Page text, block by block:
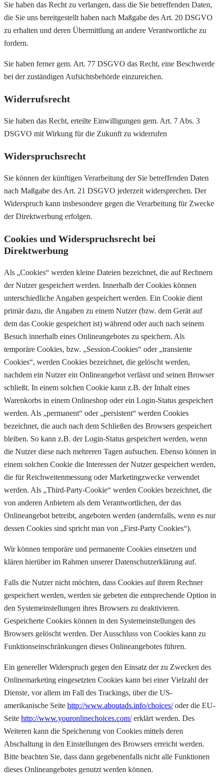
Sie haben das Recht zu verlangen, dass die Sie betreffenden Daten,
die Sie uns bereitgestellt haben nach Maßgabe des Art. 20 DSGVO
zu erhalten und deren Übermittlung an andere Verantwortliche zu
fordern.
Sie haben ferner gem. Art. 77 DSGVO das Recht, eine Beschwerde
bei der zuständigen Aufsichtsbehörde einzureichen.
Widerrufsrecht
Sie haben das Recht, erteilte Einwilligungen gem. Art. 7 Abs. 3
DSGVO mit Wirkung für die Zukunft zu widerrufen
Widerspruchsrecht
Sie können der künftigen Verarbeitung der Sie betreffenden Daten
nach Maßgabe des Art. 21 DSGVO jederzeit widersprechen. Der
Widerspruch kann insbesondere gegen die Verarbeitung für Zwecke
der Direktwerbung erfolgen.
Cookies und Widerspruchsrecht bei
Direktwerbung
Als „Cookies“ werden kleine Dateien bezeichnet, die auf Rechnern
der Nutzer gespeichert werden. Innerhalb der Cookies können
unterschiedliche Angaben gespeichert werden. Ein Cookie dient
primär dazu, die Angaben zu einem Nutzer (bzw. dem Gerät auf
dem das Cookie gespeichert ist) während oder auch nach seinem
Besuch innerhalb eines Onlineangebotes zu speichern. Als
temporäre Cookies, bzw. „Session-Cookies“ oder „transiente
Cookies“, werden Cookies bezeichnet, die gelöscht werden,
nachdem ein Nutzer ein Onlineangebot verlässt und seinen Browser
schließt. In einem solchen Cookie kann z.B. der Inhalt eines
Warenkorbs in einem Onlineshop oder ein Login-Status gespeichert
werden. Als „permanent“ oder „persistent“ werden Cookies
bezeichnet, die auch nach dem Schließen des Browsers gespeichert
bleiben. So kann z.B. der Login-Status gespeichert werden, wenn
die Nutzer diese nach mehreren Tagen aufsuchen. Ebenso können in
einem solchen Cookie die Interessen der Nutzer gespeichert werden,
die für Reichweitenmessung oder Marketingzwecke verwendet
werden. Als „Third-Party-Cookie“ werden Cookies bezeichnet, die
von anderen Anbietern als dem Verantwortlichen, der das
Onlineangebot betreibt, angeboten werden (andernfalls, wenn es nur
dessen Cookies sind spricht man von „First-Party Cookies“).
Wir können temporäre und permanente Cookies einsetzen und
klären hierüber im Rahmen unserer Datenschutzerklärung auf.
Falls die Nutzer nicht möchten, dass Cookies auf ihrem Rechner
gespeichert werden, werden sie gebeten die entsprechende Option in
den Systemeinstellungen ihres Browsers zu deaktivieren.
Gespeicherte Cookies können in den Systemeinstellungen des
Browsers gelöscht werden. Der Ausschluss von Cookies kann zu
Funktionseinschränkungen dieses Onlineangebotes führen.
Ein genereller Widerspruch gegen den Einsatz der zu Zwecken des
Onlinemarketing eingesetzten Cookies kann bei einer Vielzahl der
Dienste, vor allem im Fall des Trackings, über die US-
amerikanische Seite http://www.aboutads.info/choices/oder die EU-
Seite http://www.youronlinechoices.com/erklärt werden. Des
Weiteren kann die Speicherung von Cookies mittels deren
Abschaltung in den Einstellungen des Browsers erreicht werden.
Bitte beachten Sie, dass dann gegebenenfalls nicht alle Funktionen
dieses Onlineangebotes genutzt werden können.